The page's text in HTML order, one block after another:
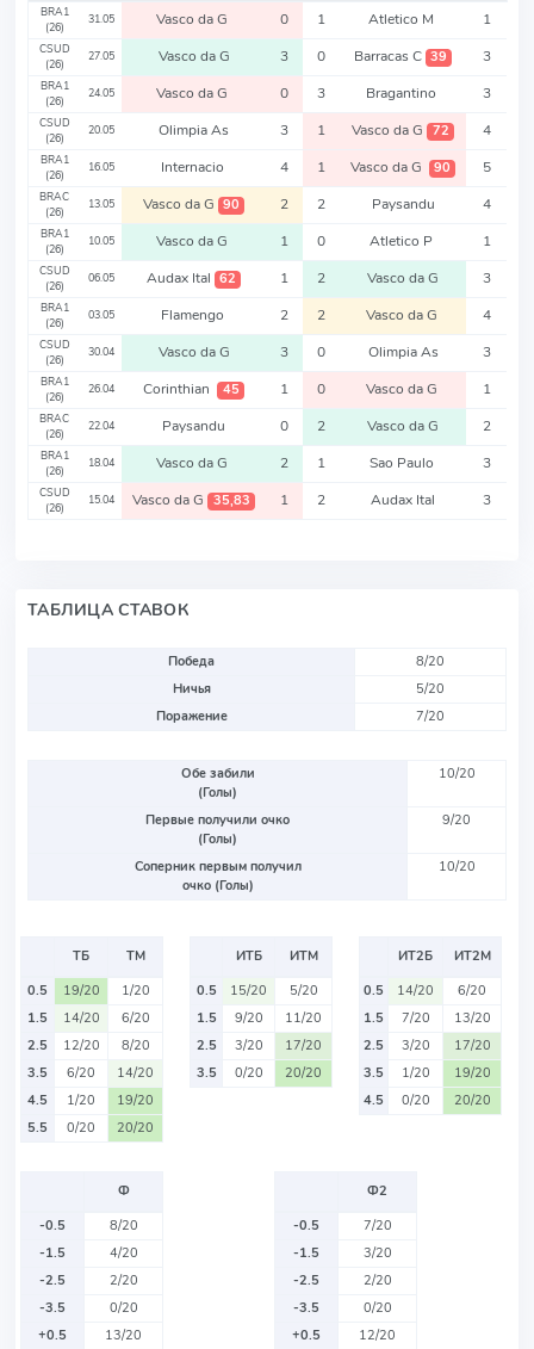
BRA1
(26)
31.05 Vasco da G 0 1 Atletico M 1
CSUD
(26)
27.05 Vasco da G 3 0 Barracas C 39 3
BRA1
(26)
24.05 Vasco da G 0 3 Bragantino 3
CSUD
(26)
20.05 Olimpia As 3 1 Vasco da G 72 4
BRA1
(26)
16.05 Internacio 4 1 Vasco da G 90 5
BRAC
(26)
13.05 Vasco da G 90 2 2 Paysandu 4
BRA1
(26)
10.05 Vasco da G 1 0 Atletico P 1
CSUD
(26)
06.05 Audax Ital 62 1 2 Vasco da G 3
BRA1
(26)
03.05 Flamengo 2 2 Vasco da G 4
CSUD
(26)
30.04 Vasco da G 3 0 Olimpia As 3
BRA1
(26)
26.04 Corinthian 45 1 0 Vasco da G 1
BRAC
(26)
22.04 Paysandu 0 2 Vasco da G 2
BRA1
(26)
18.04 Vasco da G 2 1 Sao Paulo 3
CSUD
(26)
15.04 Vasco da G 35,83 1 2 Audax Ital 3
ТАБЛИЦА СТАВОК
Победа
8/20
Ничья
5/20
Поражение
7/20
Обе забили
(Голы)
10/20
Первые получили очко
(Голы)
9/20
Соперник первым получил
очко (Голы)
10/20
ТБ
ТМ
0.5
19/20
1/20
1.5
14/20
6/20
2.5
12/20
8/20
3.5
6/20
14/20
4.5
1/20
19/20
5.5
0/20 20/20
ИТБ
ИТМ
0.5
15/20
5/20
1.5
9/20
11/20
2.5
3/20
17/20
3.5
0/20 20/20
ИТ2Б
ИТ2М
0.5
14/20
6/20
1.5
7/20
13/20
2.5
3/20
17/20
3.5
1/20
19/20
4.5
0/20 20/20
Ф
-0.5
8/20
-1.5
4/20
-2.5
2/20
-3.5
0/20
+0.5
13/20
Ф2
-0.5
7/20
-1.5
3/20
-2.5
2/20
-3.5
0/20
+0.5
12/20